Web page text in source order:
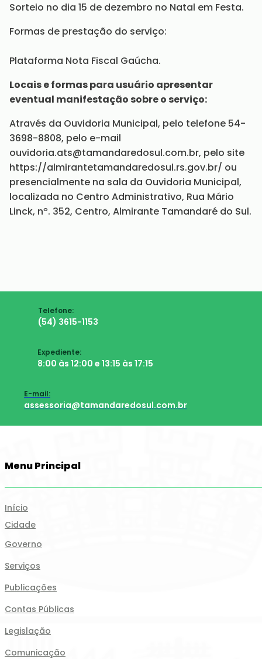
Sorteio no dia 15 de dezembro no Natal em Festa.
Formas de prestação do serviço:
Plataforma Nota Fiscal Gaúcha.
Locais e formas para usuário apresentar
eventual manifestação sobre o serviço:
Através da Ouvidoria Municipal, pelo telefone 54-
3698-8808, pelo e-mail
ouvidoria.ats@tamandaredosul.com.br, pelo site
https://almirantetamandaredosul.rs.gov.br/ ou
presencialmente na sala da Ouvidoria Municipal,
localizada no Centro Administrativo, Rua Mário
Linck, nº. 352, Centro, Almirante Tamandaré do Sul.
Telefone:
(54) 3615-1153
Expediente:
8:00 às 12:00 e 13:15 às 17:15
E-mail:
assessoria@tamandaredosul.com.br
Menu Principal
Início
Cidade
Governo
Serviços
Publicações
Contas Públicas
Legislação
Comunicação